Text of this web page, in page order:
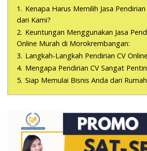
1. Kenapa Harus Memilih Jasa Pendirian
dari Kami?
2. Keuntungan Menggunakan Jasa
Online Murah di Morokrembangan:
3. Langkah-Langkah Pendirian CV
4. Mengapa Pendirian CV Sangat
5. Siap Memulai Bisnis Anda dari